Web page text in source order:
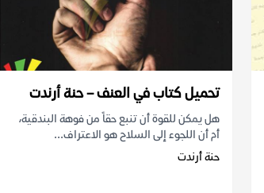
تحميل كتاب في العنف – حنة أرندت
هل يمكن للقوة أن تنبع حقاً من فوهة البندقية،
أم أن اللجوء إلى السلاح هو الاعتراف...
حنة أرندت